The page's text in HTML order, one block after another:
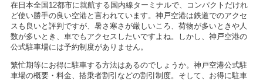
在日本全国12都市に就航する国内線ターミナルで、コンパクトだけれ
ど使い勝手の良い空港と言われています。神戸空港は鉄道でのアクセ
スも良いと評判ですが、暑さ寒さが厳しいころ、荷物が多いときや人
数が多いとき、車でもアクセスしたいですよね。しかし、神戸空港の
公式駐車場には予約制度がありません。
繁忙期等にお得に駐車する方法はあるのでしょうか。神戸空港公式駐
車場の概要・料金、搭乗者割引などの割引制度。そして、お得に駐車